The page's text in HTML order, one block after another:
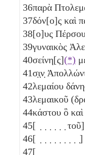
36παρὰ
37δόν[ο]ς καὶ
38[ο]υς
39γυναικὸς
40σείνη[ς](*)
41σ̣ι̣ν̣
42λεμαίου
43λεμαικοῦ
44κάστου ὃ
45[ ̣ ̣ ̣ ̣ ̣ ̣ τοῦ]
46[ ̣ ̣ ̣ ̣ ̣ ̣ ̣ ̣ ̣]
47[